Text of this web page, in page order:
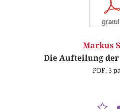
p
Markus
Die Aufteilung
PDF, 3